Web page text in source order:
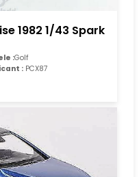
1982 1/43 Spark
:Golf
: PCX87